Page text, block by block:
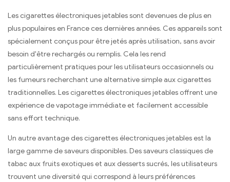
Les cigarettes électroniques jetables sont devenues de plus en
plus populaires en France ces dernières années. Ces appareils sont
spécialement conçus pour être jetés après utilisation, sans avoir
besoin d'être rechargés ou remplis. Cela les rend
particulièrement pratiques pour les utilisateurs occasionnels ou
les fumeurs recherchant une alternative simple aux cigarettes
traditionnelles. Les cigarettes électroniques jetables offrent une
expérience de vapotage immédiate et facilement accessible
sans effort technique.
Un autre avantage des cigarettes électroniques jetables est la
large gamme de saveurs disponibles. Des saveurs classiques de
tabac aux fruits exotiques et aux desserts sucrés, les utilisateurs
trouvent une diversité qui correspond à leurs préférences